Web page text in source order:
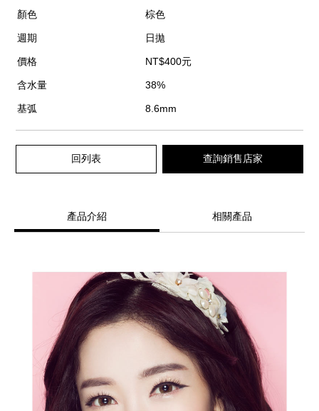
顏色 棕色
週期 日拋
價格 NT$400元
含水量 38%
基弧 8.6mm
回列表 查詢銷售店家
產品介紹 相關產品